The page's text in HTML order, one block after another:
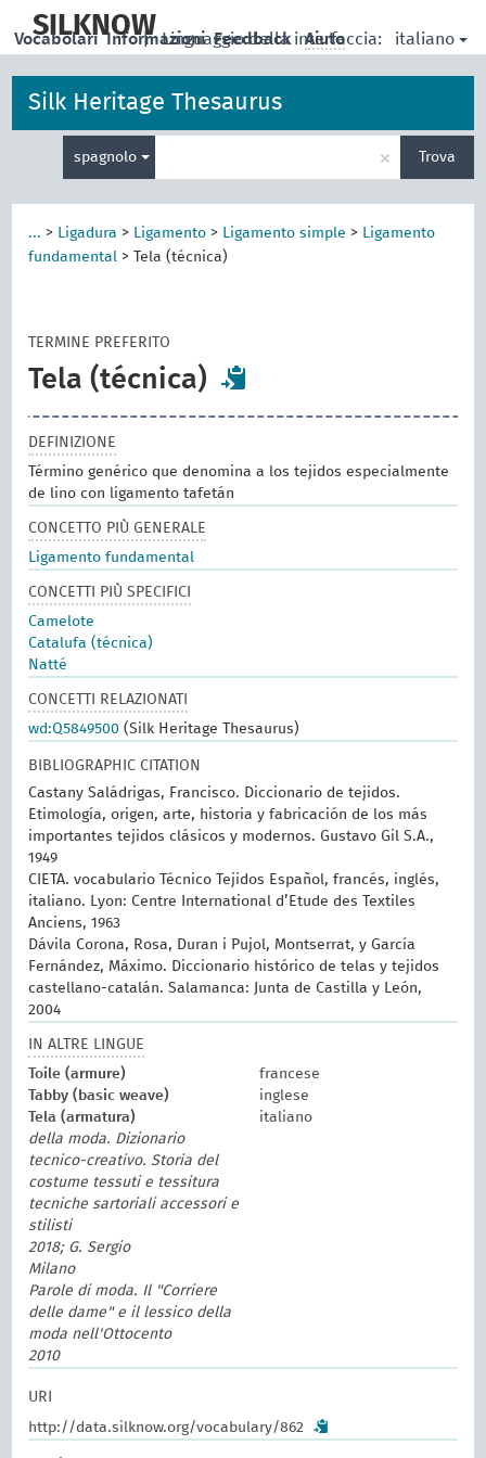
main
SILKNOW
| Linguaggio della interfaccia: italiano
Vocabolari Informazioni Feedback Aiuto
Silk Heritage Thesaurus
spagnolo
per
la
ricerca
× Trova
... > Ligadura > Ligamento > Ligamento simple > Ligamento
fundamental > Tela (técnica)
TERMINE PREFERITO
Tela (técnica)
DEFINIZIONE
Término genérico que denomina a los tejidos especialmente
de lino con ligamento tafetán
CONCETTO PIÙ GENERALE
Ligamento fundamental
CONCETTI PIÙ SPECIFICI
Camelote
Catalufa (técnica)
Natté
CONCETTI RELAZIONATI
wd:Q5849500 (Silk Heritage Thesaurus)
BIBLIOGRAPHIC CITATION
Castany Saládrigas, Francisco. Diccionario de tejidos.
Etimología, origen, arte, historia y fabricación de los más
importantes tejidos clásicos y modernos. Gustavo Gil S.A.,
1949
CIETA. vocabulario Técnico Tejidos Español, francés, inglés,
italiano. Lyon: Centre International d’Etude des Textiles
Anciens, 1963
Dávila Corona, Rosa, Duran i Pujol, Montserrat, y García
Fernández, Máximo. Diccionario histórico de telas y tejidos
castellano-catalán. Salamanca: Junta de Castilla y León,
2004
IN ALTRE LINGUE
Toile (armure)
francese
Tabby (basic weave)
inglese
Tela (armatura)
italiano
della moda. Dizionario
tecnico-creativo. Storia del
costume tessuti e tessitura
tecniche sartoriali accessori e
stilisti
2018; G. Sergio
Milano
Parole di moda. Il "Corriere
delle dame" e il lessico della
moda nell'Ottocento
2010
URI
http://data.silknow.org/vocabulary/862